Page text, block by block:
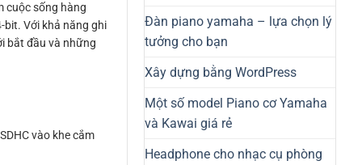
Đàn piano yamaha – lựa chọn lý
tưởng cho bạn
Xây dựng bằng WordPress
Một số model Piano cơ Yamaha
và Kawai giá rẻ
Headphone cho nhạc cụ phòng
cuộc sống hàng
bit. Với khả năng ghi
bắt đầu và những
vào khe cắm